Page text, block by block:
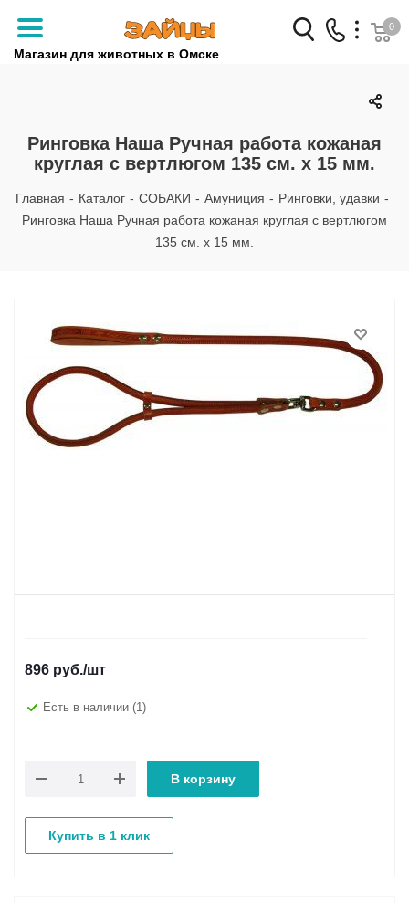
Магазин для животных в Омске
Заказать звонок
+7 (3812) 79-04-04
+7 (950) 959-88-32
0
Ринговка Наша Ручная работа кожаная
круглая с вертлюгом 135 см. х 15 мм.
Главная - Каталог - СОБАКИ - Амуниция - Ринговки, удавки -
Ринговка Наша Ручная работа кожаная круглая с вертлюгом
135 см. х 15 мм.
896 руб./шт
Есть в наличии (1)
В корзину
Купить в 1 клик